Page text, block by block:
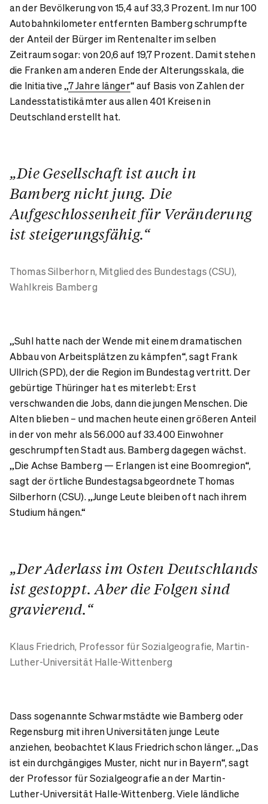
an der Bevölkerung von 15,4 auf 33,3 Prozent. Im nur 100
Autobahnkilometer entfernten Bamberg schrumpfte
der Anteil der Bürger im Rentenalter im selben
Zeitraum sogar: von 20,6 auf 19,7 Prozent. Damit stehen
die Franken am anderen Ende der Alterungsskala, die
die Initiative „7 Jahre länger“ auf Basis von Zahlen der
Landesstatistikämter aus allen 401 Kreisen in
Deutschland erstellt hat.
„Die Gesellschaft ist auch in
Bamberg nicht jung. Die
Aufgeschlossenheit für Veränderung
ist steigerungsfähig.“
Thomas Silberhorn, Mitglied des Bundestags (CSU),
Wahlkreis Bamberg
„Suhl hatte nach der Wende mit einem dramatischen
Abbau von Arbeitsplätzen zu kämpfen“, sagt Frank
Ullrich (SPD), der die Region im Bundestag vertritt. Der
gebürtige Thüringer hat es miterlebt: Erst
verschwanden die Jobs, dann die jungen Menschen. Die
Alten blieben – und machen heute einen größeren Anteil
in der von mehr als 56.000 auf 33.400 Einwohner
geschrumpften Stadt aus. Bamberg dagegen wächst.
„Die Achse Bamberg — Erlangen ist eine Boomregion“,
sagt der örtliche Bundestagsabgeordnete Thomas
Silberhorn (CSU). „Junge Leute bleiben oft nach ihrem
Studium hängen.“
„Der Aderlass im Osten Deutschlands
ist gestoppt. Aber die Folgen sind
gravierend.“
Klaus Friedrich, Professor für Sozialgeografie, Martin-
Luther-Universität Halle-Wittenberg
Dass sogenannte Schwarmstädte wie Bamberg oder
Regensburg mit ihren Universitäten junge Leute
anziehen, beobachtet Klaus Friedrich schon länger. „Das
ist ein durchgängiges Muster, nicht nur in Bayern“, sagt
der Professor für Sozialgeografie an der Martin-
Luther-Universität Halle-Wittenberg. Viele ländliche